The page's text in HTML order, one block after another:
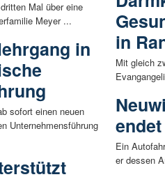
Mal über eine
Meyer ...
in
sofort einen neuen
Unternehmensführung
in
Mit gleich
Ein
er dessen